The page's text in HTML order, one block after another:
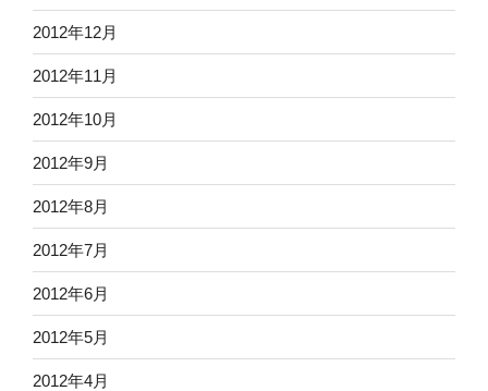
2012年12月
2012年11月
2012年10月
2012年9月
2012年8月
2012年7月
2012年6月
2012年5月
2012年4月